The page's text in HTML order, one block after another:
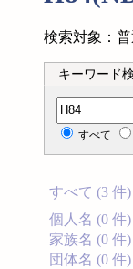
検索対象：
キーワード
分類記号検
すべて
すべて (3 件)
個人名 (0 件)
家族名 (0 件)
団体名 (0 件)